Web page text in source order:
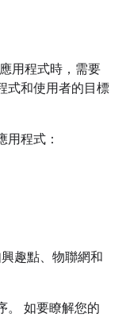
用程式時，需要
式和使用者的目標
程式：
趣點、物聯網和
。 如要瞭解您的